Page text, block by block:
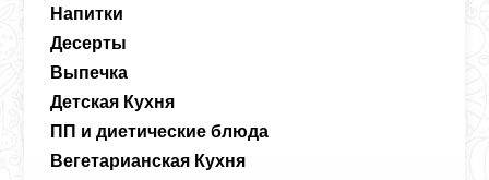
Напитки
Десерты
Выпечка
Детская Кухня
ПП и диетические блюда
Вегетарианская Кухня